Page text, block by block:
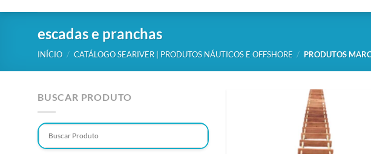
escadas e pranchas
INÍCIO / CATÁLOGO SEARIVER | PRODUTOS NÁUTICOS E OFFSHORE / PRODUTOS
BUSCAR PRODUTO